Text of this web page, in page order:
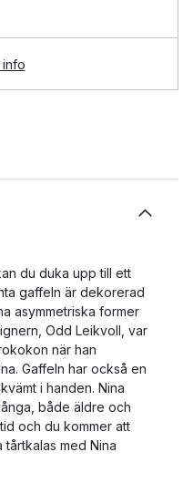
du duka upp till ett
gaffeln är dekorerad
asymmetriska former
Odd Leikvoll, var
när han
Gaffeln har också en
i handen. Nina
både äldre och
och du kommer att
tårtkalas med Nina